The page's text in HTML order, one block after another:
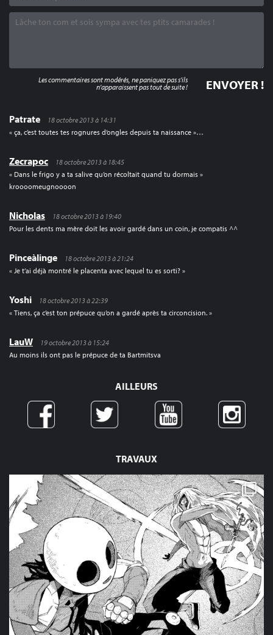
TRAVAUX
Patrate
18 octobre 2013 à 14:31
« ça, c’est toutes tes rognures d’ongles depuis ta naissance »…
Zecrapoc
18 octobre 2013 à 18:45
« Dans le frigo y a ta salive qu’on récoltait quand tu dormais »
kroooomeugnoooon
Nicholas
18 octobre 2013 à 19:40
Pour les dents ma mère doit les avoir gardé dans un coin, je compatis ^^
Pinceàlinge
18 octobre 2013 à 21:24
« Je t’ai déjà montré le placenta avec lequel tu es sorti? »
Yoshi
18 octobre 2013 à 22:39
« Tiens, ça c’est ton prépuce qu’on a gardé après ta circoncision. »
LauW
19 octobre 2013 à 15:24
Au moins ils ont pas le prépuce de ta Bartmitsva
Les commentaires sont modérés, ne paniquez pas s'ils
n'apparaissent pas tout de suite !
AILLEURS